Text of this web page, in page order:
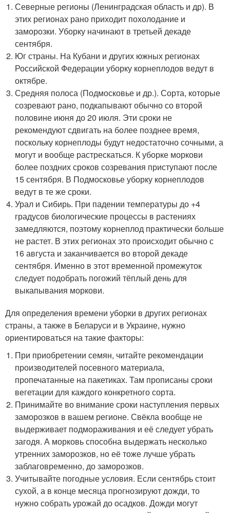
Северные регионы (Ленинградская область и др). В
этих регионах рано приходит похолодание и
заморозки. Уборку начинают в третьей декаде
сентября.
Юг страны. На Кубани и других южных регионах
Российской Федерации уборку корнеплодов ведут в
октябре.
Средняя полоса (Подмосковье и др.). Сорта, которые
созревают рано, подкапывают обычно со второй
половине июня до 20 июля. Эти сроки не
рекомендуют сдвигать на более позднее время,
поскольку корнеплоды будут недостаточно сочными, а
могут и вообще растрескаться. К уборке моркови
более поздних сроков созревания приступают после
15 сентября. В Подмосковье уборку корнеплодов
ведут в те же сроки.
Урал и Сибирь. При падении температуры до +4
градусов биологические процессы в растениях
замедляются, поэтому корнеплод практически больше
не растет. В этих регионах это происходит обычно с
16 августа и заканчивается во второй декаде
сентября. Именно в этот временной промежуток
следует подобрать погожий тёплый день для
выкапывания моркови.
Для определения времени уборки в других регионах
страны, а также в Беларуси и в Украине, нужно
ориентироваться на такие факторы:
При приобретении семян, читайте рекомендации
производителей посевного материала,
пропечатанные на пакетиках. Там прописаны сроки
вегетации для каждого конкретного сорта.
Принимайте во внимание сроки наступления первых
заморозков в вашем регионе. Свёкла вообще не
выдерживает подмораживания и её следует убрать
загодя. А морковь способна выдержать несколько
утренних заморозков, но её тоже лучше убрать
заблаговременно, до заморозков.
Учитывайте погодные условия. Если сентябрь стоит
сухой, а в конце месяца прогнозируют дожди, то
нужно собрать урожай до осадков. Дожди могут